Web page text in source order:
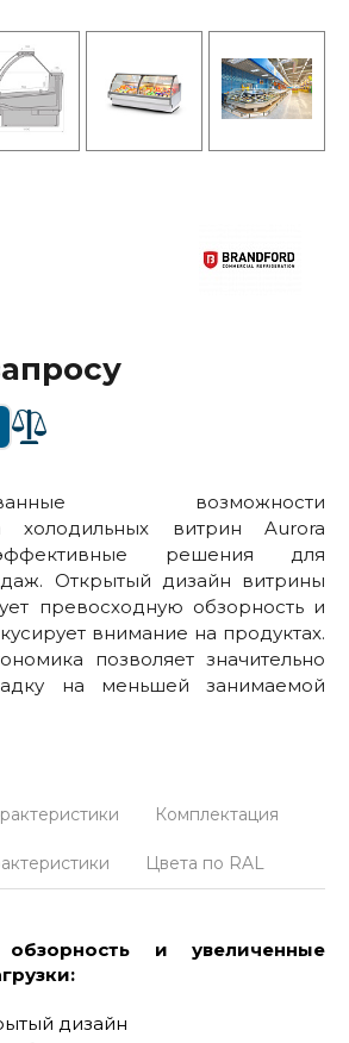
возможности
холодильных витрин Aurora
решения для
Открытый дизайн витрины
превосходную обзорность и
внимание на продуктах.
позволяет значительно
на меньшей занимаемой
Комплектация
Цвета по RAL
обзорность и увеличенные
дизайн